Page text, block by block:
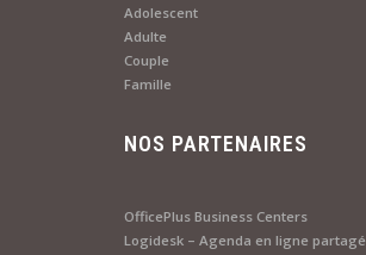
Adolescent
Adulte
Couple
Famille
NOS PARTENAIRES
OfficePlus Business Centers
Logidesk – Agenda en ligne partagé